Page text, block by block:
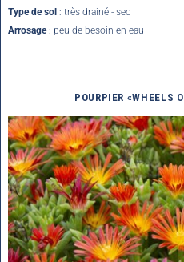
Type de sol : très drainé - sec
Arrosage: peu de besoin en eau
POURPIER «WHEELS